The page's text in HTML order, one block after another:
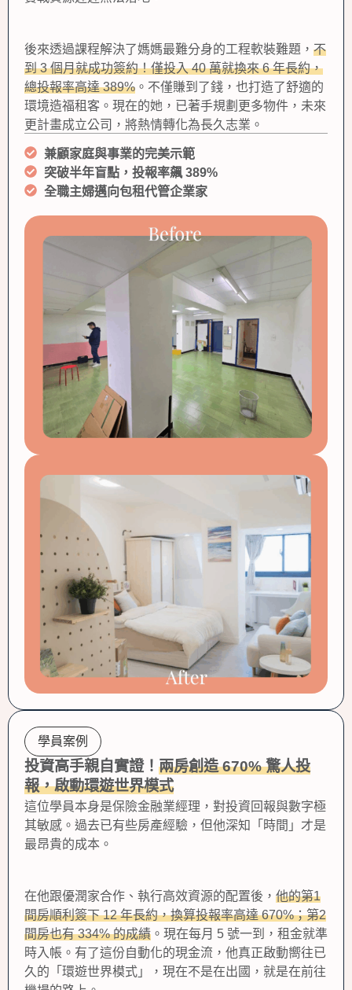
後來透過課程解決了媽媽最難分身的工程軟裝難題， 不
到 3 個月就成功簽約！僅投入 40 萬就換來 6 年長約，
總投報率高達 389% 。不僅賺到了錢，也打造了舒適的
環境造福租客。現在的她，已著手規劃更多物件，未來
更計畫成立公司，將熱情轉化為長久志業。
兼顧家庭與事業的完美示範
突破半年盲點，投報率飆 389%
全職主婦邁向包租代管企業家
學員案例
投資高手親自實證！ 兩房創造 670% 驚人投
報，啟動環遊世界模式
這位學員本身是保險金融業經理，對投資回報與數字極
其敏感。過去已有些房產經驗，但他深知「時間」才是
最昂貴的成本。
在他跟優潤家合作、執行高效資源的配置後， 他的第1
間房順利簽下 12 年長約，換算投報率高達 670%；第2
間房也有 334% 的成績 。現在每月 5 號一到，租金就準
時入帳。有了這份自動化的現金流，他真正啟動嚮往已
久的「環遊世界模式」，現在不是在出國，就是在前往